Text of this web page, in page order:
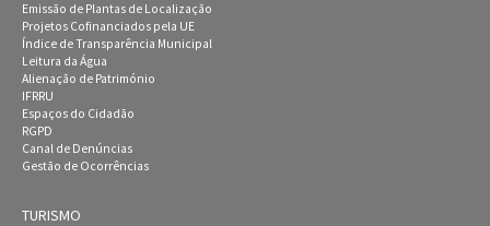
Emissão de Plantas de Localização
Projetos Cofinanciados pela UE
Índice de Transparência Municipal
Leitura da Água
Alienação de Património
IFRRU
Espaços do Cidadão
RGPD
Canal de Denúncias
Gestão de Ocorrências
TURISMO